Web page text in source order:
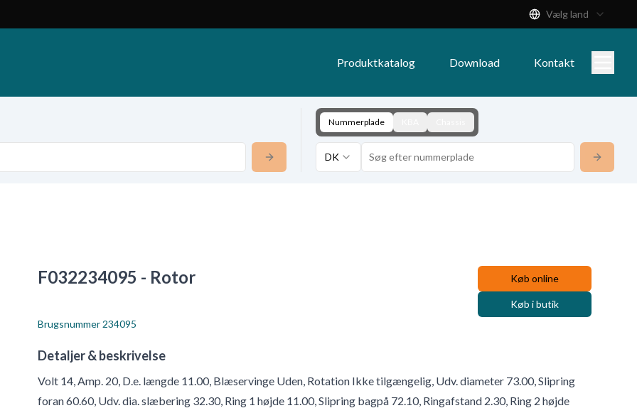
Vælg land
Produktkatalog Download Kontakt
Nummerplade
DK
F032234095 - Rotor Køb online
Køb i butik
Brugsnummer 234095
Detaljer & beskrivelse
Volt 14, Amp. 20, D.e. længde 11.00, Blæservinge Uden, Rotation Ikke tilgængelig, Udv. diameter 73.00, Slipring
foran 60.60, Udv. dia. slæbering 32.30, Ring 1 højde 11.00, Slipring bagpå 72.10, Ringafstand 2.30, Ring 2 højde